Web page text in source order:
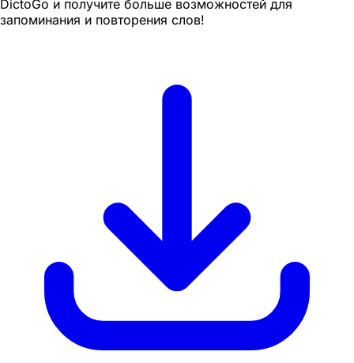
DictoGo и получите больше возможностей для
запоминания и повторения слов!